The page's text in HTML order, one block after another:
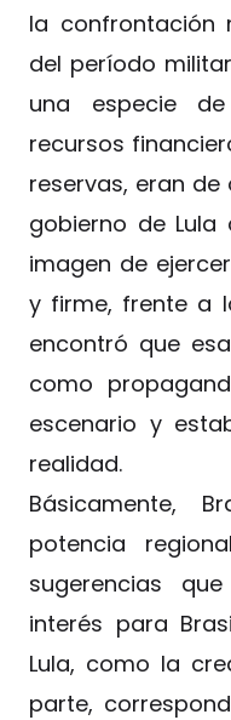
la confrontación
del período
una especie de
recursos
reservas, eran de
gobierno de
imagen de
y firme, frente a
encontró que
como
escenario y
realidad.
Básicamente,
potencia
sugerencias
interés para
Lula, como la
parte,